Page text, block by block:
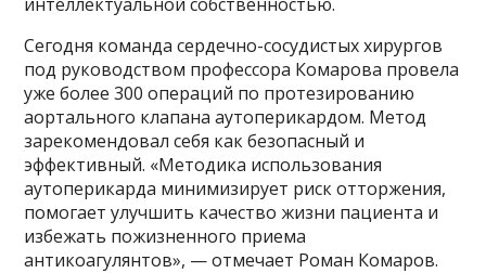
Сегодня команда сердечно-сосудистых хирургов
под руководством профессора Комарова провела
уже более 300 операций по протезированию
аортального клапана аутоперикардом. Метод
зарекомендовал себя как безопасный и
эффективный. «Методика использования
аутоперикарда минимизирует риск отторжения,
помогает улучшить качество жизни пациента и
избежать пожизненного приема
антикоагулянтов», — отмечает Роман Комаров.